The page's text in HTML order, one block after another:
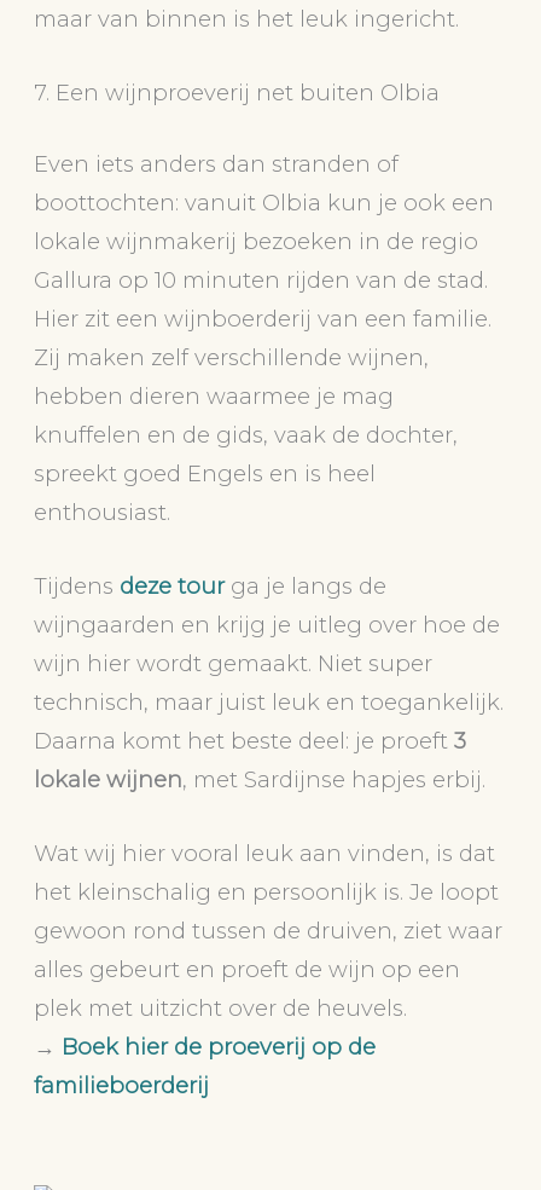
maar van binnen is het leuk ingericht.
7. Een wijnproeverij net buiten Olbia
Even iets anders dan stranden of
boottochten: vanuit Olbia kun je ook een
lokale wijnmakerij bezoeken in de regio
Gallura op 10 minuten rijden van de stad.
Hier zit een wijnboerderij van een familie.
Zij maken zelf verschillende wijnen,
hebben dieren waarmee je mag
knuffelen en de gids, vaak de dochter,
spreekt goed Engels en is heel
enthousiast.
Tijdens deze tourga je langs de
wijngaarden en krijg je uitleg over hoe de
wijn hier wordt gemaakt. Niet super
technisch, maar juist leuk en toegankelijk.
Daarna komt het beste deel: je proeft3
lokale wijnen, met Sardijnse hapjes erbij.
Wat wij hier vooral leuk aan vinden, is dat
het kleinschalig en persoonlijk is. Je loopt
gewoon rond tussen de druiven, ziet waar
alles gebeurt en proeft de wijn op een
plek met uitzicht over de heuvels.
→ Boek hier de proeverij op de
familieboerderij